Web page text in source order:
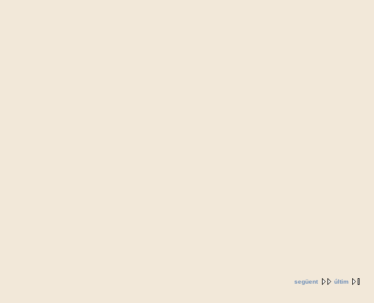
següent últim